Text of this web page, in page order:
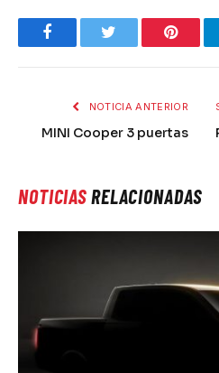
Facebook
NOTICIA ANTERIOR
MINI Cooper 3 puertas
NOTICIASRELACIONADAS